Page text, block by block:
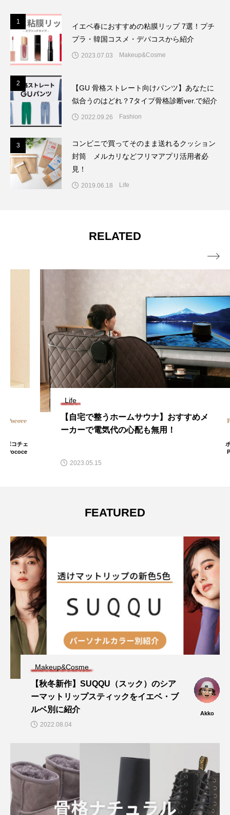
1
イエベ春におすすめの粘膜リップ 7選！プチ
プラ・韓国コスメ・デパコスから紹介
2023.07.03 Makeup&Cosme
2
【GU 骨格ストレート向けパンツ】あなたに
似合うのはどれ？7タイプ骨格診断ver.で紹介
2022.09.26 Fashion
3
コンビニで買ってそのまま送れるクッション
封筒 メルカリなどフリマアプリ活用者必
見！
2019.06.18 Life
RELATED
Life
【自宅で整うホームサウナ】おすすめメ
ーカーで電気代の心配も無用！
2023.05.15

FEATURED
Makeup&Cosme
【秋冬新作】SUQQU（スック）のシア
ーマットリップスティックをイエベ・ブ
ルベ別に紹介
Akko
2022.08.04